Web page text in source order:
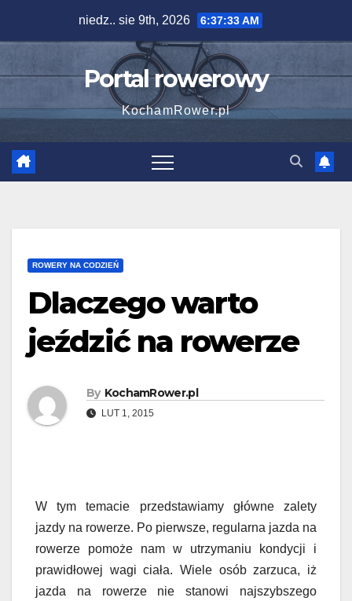
niedz.. sie 9th, 2026 6:37:33 AM
Portal rowerowy
KochamRower.pl
ROWERY NA CODZIEŃ
Dlaczego warto
jeździć na rowerze
By KochamRower.pl
LUT 1, 2015
W tym temacie przedstawiamy główne zalety
jazdy na rowerze. Po pierwsze, regularna jazda na
rowerze pomoże nam w utrzymaniu kondycji i
prawidłowej wagi ciała. Wiele osób zarzuca, iż
jazda na rowerze nie stanowi najszybszego